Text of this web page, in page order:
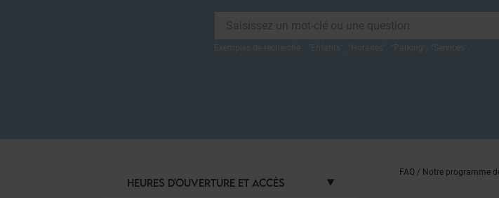
HEURES D'OUVERTURE ET ACCÈS
FAQ / Notre programme